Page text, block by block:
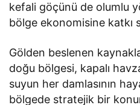
kefali göçünü de olumlu
bölge ekonomisine katkı
Gölden beslenen
doğu bölgesi, kapalı
suyun her damlasının
bölgede stratejik bir